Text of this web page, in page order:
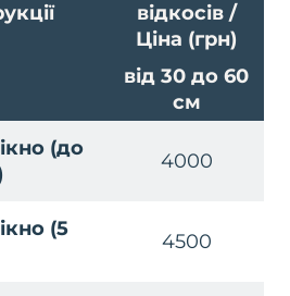
відкосів /
Ціна (грн)
від 30 до 60
см
(до
4000
(5
4500